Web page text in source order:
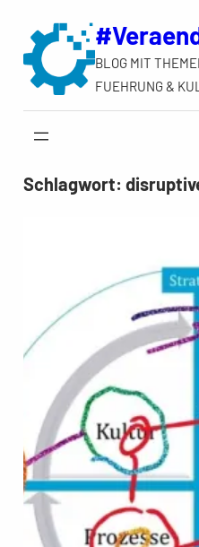
Inhalt
springen
BLOG MIT
FUEHRUNG &
Schlagwort: